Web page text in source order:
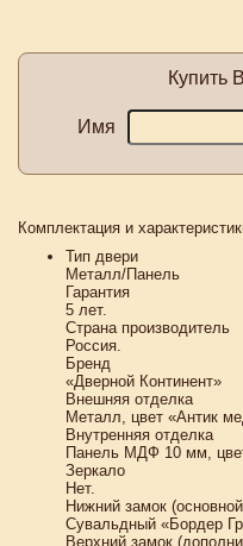
Купить
Имя
Комплектация и
Тип двери
Металл/Панель
Гарантия
5 лет.
Страна производитель
Россия.
Бренд
«Дверной Континент»
Внешняя отделка
Металл, цвет «Антик
Внутренняя отделка
Панель МДФ 10 мм,
Зеркало
Нет.
Нижний замок
Сувальдный «Бордер
Верхний замок